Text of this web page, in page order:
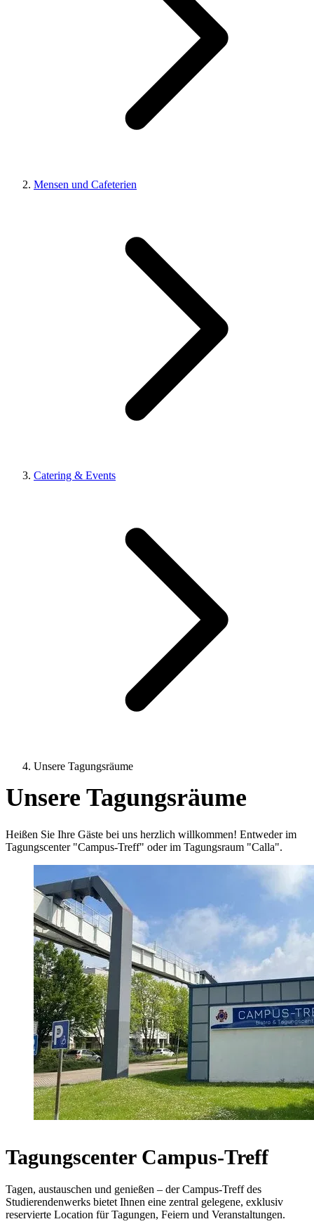
Mensen und Cafeterien
Catering & Events
Unsere Tagungsräume
Unsere Tagungsräume
Heißen Sie Ihre Gäste bei uns herzlich willkommen! Entweder im
Tagungscenter "Campus-Treff" oder im Tagungsraum "Calla".
Tagungscenter Campus-Treff
Tagen, austauschen und genießen – der Campus-Treff des
Studierendenwerks bietet Ihnen eine zentral gelegene, exklusiv
reservierte Location für Tagungen, Feiern und Veranstaltungen.